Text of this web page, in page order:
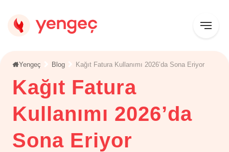
Yengeç Blog Kağıt Fatura Kullanımı 2026’da Sona Eriyor
Kağıt Fatura
Kullanımı 2026’da
Sona Eriyor